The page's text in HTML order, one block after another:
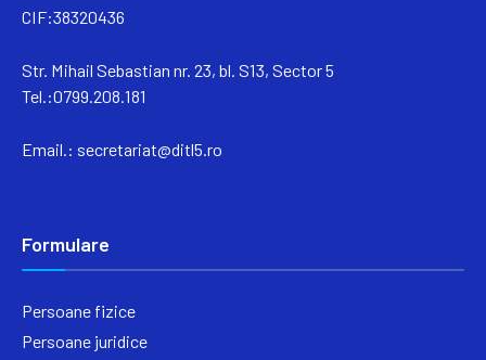
CIF:38320436
Str. Mihail Sebastian nr. 23, bl. S13, Sector 5
Tel.:0799.208.181
Email.: secretariat@ditl5.ro
Formulare
Persoane fizice
Persoane juridice